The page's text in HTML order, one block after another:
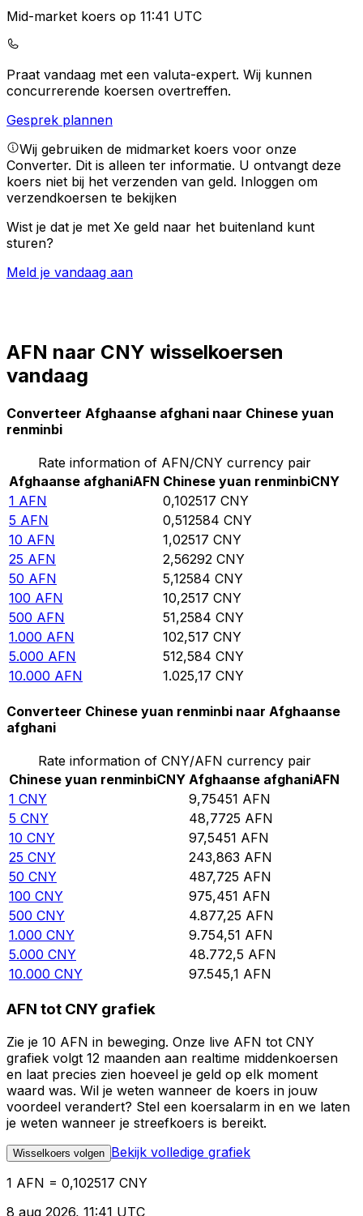
Mid-market koers op 11:41 UTC
Praat vandaag met een valuta-expert. Wij kunnen
concurrerende koersen overtreffen.
Gesprek plannen
Wij gebruiken de midmarket koers voor onze
Converter. Dit is alleen ter informatie. U ontvangt deze
koers niet bij het verzenden van geld. Inloggen om
verzendkoersen te bekijken
Wist je dat je met Xe geld naar het buitenland kunt
sturen?
Meld je vandaag aan
AFN naar CNY wisselkoersen
vandaag
Converteer Afghaanse afghani naar Chinese yuan
renminbi
Rate information of AFN/CNY currency pair
Afghaanse afghaniAFN Chinese yuan renminbiCNY
1 AFN 0,102517 CNY
5 AFN 0,512584 CNY
10 AFN 1,02517 CNY
25 AFN 2,56292 CNY
50 AFN 5,12584 CNY
100 AFN 10,2517 CNY
500 AFN 51,2584 CNY
1.000 AFN 102,517 CNY
5.000 AFN 512,584 CNY
10.000 AFN 1.025,17 CNY
Converteer Chinese yuan renminbi naar Afghaanse
afghani
Rate information of CNY/AFN currency pair
Chinese yuan renminbiCNY Afghaanse afghaniAFN
1 CNY 9,75451 AFN
5 CNY 48,7725 AFN
10 CNY 97,5451 AFN
25 CNY 243,863 AFN
50 CNY 487,725 AFN
100 CNY 975,451 AFN
500 CNY 4.877,25 AFN
1.000 CNY 9.754,51 AFN
5.000 CNY 48.772,5 AFN
10.000 CNY 97.545,1 AFN
AFN tot CNY grafiek
Zie je 10 AFN in beweging. Onze live AFN tot CNY
grafiek volgt 12 maanden aan realtime middenkoersen
en laat precies zien hoeveel je geld op elk moment
waard was. Wil je weten wanneer de koers in jouw
voordeel verandert? Stel een koersalarm in en we laten
je weten wanneer je streefkoers is bereikt.
Wisselkoers volgen Bekijk volledige grafiek
1 AFN = 0,102517 CNY
8 aug 2026, 11:41 UTC